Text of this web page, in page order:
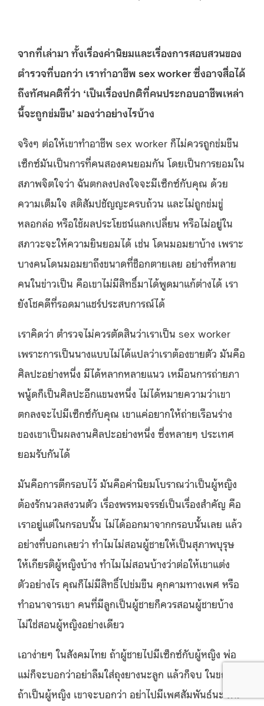
จากที่เล่ามา ทั้งเรื่องค่านิยมและเรื่องการสอบสวนของ
ตำรวจที่บอกว่า เราทำอาชีพ sex worker ซึ่งอาจสื่อได้
ถึงทัศนคติที่ว่า ‘เป็นเรื่องปกติที่คนประกอบอาชีพเหล่า
นี้จะถูกข่มขืน’ มองว่าอย่างไรบ้าง
จริงๆ ต่อให้เขาทำอาชีพ sex worker ก็ไม่ควรถูกข่มขืน
เซ็กซ์มันเป็นการที่คนสองคนยอมกัน โดยเป็นการยอมใน
สภาพจิตใจว่า ฉันตกลงปลงใจจะมีเซ็กซ์กับคุณ ด้วย
ความเต็มใจ สติสัมปชัญญะครบถ้วน และไม่ถูกข่มขู่
หลอกล่อ หรือใช้ผลประโยชน์แลกเปลี่ยน หรือไม่อยู่ใน
สภาวะจะให้ความยินยอมได้ เช่น โดนมอมยาบ้าง เพราะ
บางคนโดนมอมยาถึงขนาดที่ช็อกตายเลย อย่างที่หลาย
คนในข่าวเป็น คือเขาไม่มีสิทธิ์มาได้พูดมาแก้ต่างได้ เรา
ยังโชคดีที่รอดมาแชร์ประสบการณ์ได้
เราคิดว่า ตำรวจไม่ควรตัดสินว่าเราเป็น sex worker
เพราะการเป็นนางแบบไม่ได้แปลว่าเราต้องขายตัว มันคือ
ศิลปะอย่างหนึ่ง มีได้หลากหลายแนว เหมือนการถ่ายภา
พนู้ดก็เป็นศิลปะอีกแขนงหนึ่ง ไม่ได้หมายความว่าเขา
ตกลงจะไปมีเซ็กซ์กับคุณ เขาแค่อยากให้ถ่ายเรือนร่าง
ของเขาเป็นผลงานศิลปะอย่างหนึ่ง ซึ่งหลายๆ ประเทศ
ยอมรับกันได้
มันคือการตีกรอบไว้ มันคือค่านิยมโบราณว่าเป็นผู้หญิง
ต้องรักนวลสงวนตัว เรื่องพรหมจรรย์เป็นเรื่องสำคัญ คือ
เราอยู่แต่ในกรอบนั้น ไม่ได้ออกมาจากกรอบนั้นเลย แล้ว
อย่างที่บอกเลยว่า ทำไมไม่สอนผู้ชายให้เป็นสุภาพบุรุษ
ให้เกียรติผู้หญิงบ้าง ทำไมไม่สอนบ้างว่าต่อให้เขาแต่ง
ตัวอย่างไร คุณก็ไม่มีสิทธิ์ไปข่มขืน คุกคามทางเพศ หรือ
ทำอนาจารเขา คนที่มีลูกเป็นผู้ชายก็ควรสอนผู้ชายบ้าง
ไม่ใช่สอนผู้หญิงอย่างเดียว
เอาง่ายๆ ในสังคมไทย ถ้าผู้ชายไปมีเซ็กซ์กับผู้หญิง พ่อ
แม่ก็จะบอกว่าอย่าลืมใส่ถุงยางนะลูก แล้วก็จบ ในขณะที่
ถ้าเป็นผู้หญิง เขาจะบอกว่า อย่าไปมีเพศสัมพันธ์นะ มัน